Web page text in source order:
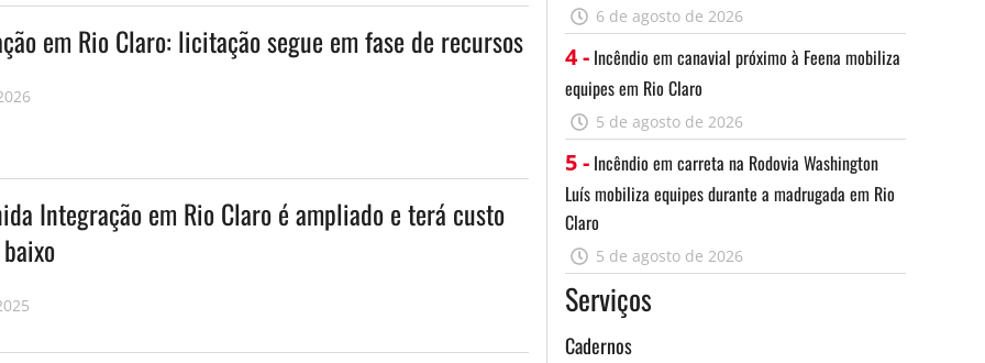
em Rio Claro: licitação segue em fase de recursos
Integração em Rio Claro é ampliado e terá custo
6 de agosto de 2026
4 - Incêndio em canavial próximo à Feena mobiliza
equipes em Rio Claro
5 de agosto de 2026
5 - Incêndio em carreta na Rodovia Washington
Luís mobiliza equipes durante a madrugada em Rio
Claro
5 de agosto de 2026
Serviços
Cadernos